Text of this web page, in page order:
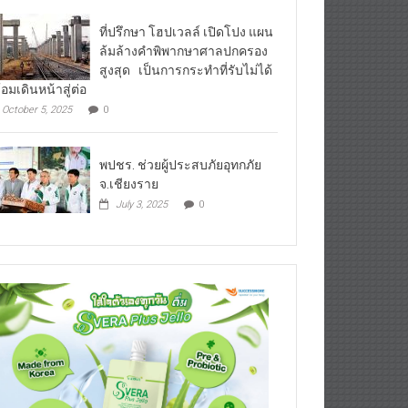
ที่ปรึกษา โฮปเวลล์ เปิดโปง แผน
ล้มล้างคำพิพากษาศาลปกครอง
สูงสุด เป็นการกระทำที่รับไม่ได้
มเดินหน้าสู่ต่อ
October 5, 2025 0
พปชร. ช่วยผู้ประสบภัยอุทกภัย
จ.เชียงราย
July 3, 2025 0